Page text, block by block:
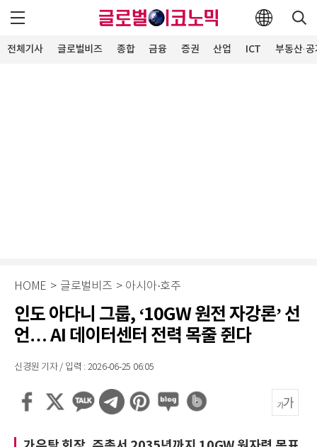
전체기사 글로벌비즈 종합 금융 증권 산업 ICT 부동산·
HOME > 글로벌비즈 > 아시아·호주
인도 아다니 그룹, ‘10GW 원전 자강론’ 선
언… AI 데이터센터 전력 목줄 쥔다
신경원 기자 / 입력 : 2026-06-25 06:05